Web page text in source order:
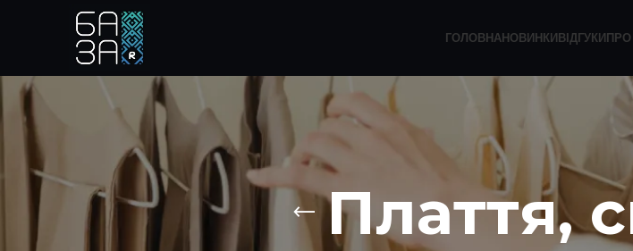
ГОЛОВНАНОВИНКИВІДГУКИПРО
Плаття,